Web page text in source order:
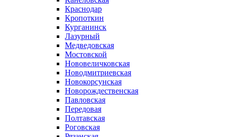
Краснодар
Кропоткин
Курганинск
Лазурный
Медведовская
Мостовской
Нововеличковская
Новодмитриевская
Новокорсунская
Новорождественская
Павловская
Передовая
Полтавская
Роговская